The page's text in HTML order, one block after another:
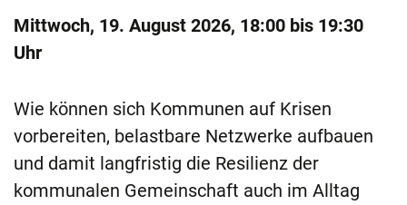
Mittwoch, 19. August 2026, 18:00 bis 19:30
Uhr
Wie können sich Kommunen auf Krisen
vorbereiten, belastbare Netzwerke aufbauen
und damit langfristig die Resilienz der
kommunalen Gemeinschaft auch im Alltag